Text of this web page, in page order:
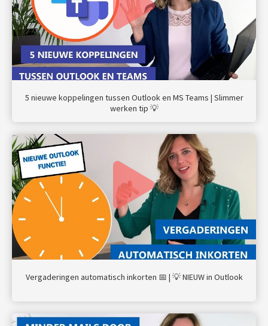
5 nieuwe koppelingen tussen Outlook en MS Teams | Slimmer
werken tip 💡
Vergaderingen automatisch inkorten 📅 | 💡 NIEUW in Outlook